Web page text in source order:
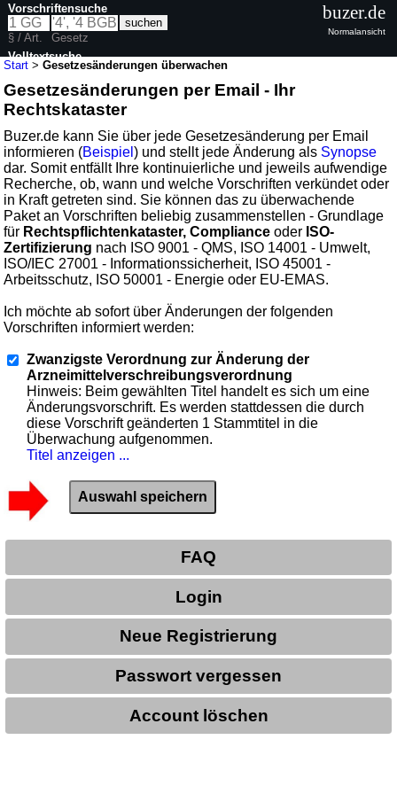
Start >Gesetzesänderungen überwachen
Gesetzesänderungen per Email - Ihr
Rechtskataster
Buzer.de kann Sie über jede Gesetzesänderung per Email
informieren (Beispiel) und stellt jede Änderung als Synopse
dar. Somit entfällt Ihre kontinuierliche und jeweils aufwendige
Recherche, ob, wann und welche Vorschriften verkündet oder
in Kraft getreten sind. Sie können das zu überwachende
Paket an Vorschriften beliebig zusammenstellen - Grundlage
für Rechtspflichtenkataster, Compliance oder ISO-
Zertifizierung nach ISO 9001 - QMS, ISO 14001 - Umwelt,
ISO/IEC 27001 - Informationssicherheit, ISO 45001 -
Arbeitsschutz, ISO 50001 - Energie oder EU-EMAS.
Ich möchte ab sofort über Änderungen der folgenden
Vorschriften informiert werden:
Zwanzigste Verordnung zur Änderung der
Arzneimittelverschreibungsverordnung
Hinweis: Beim gewählten Titel handelt es sich um eine
Änderungsvorschrift. Es werden stattdessen die durch
diese Vorschrift geänderten 1 Stammtitel in die
Überwachung aufgenommen.
Titel anzeigen ...
FAQ
Login
Neue Registrierung
Passwort vergessen
Account löschen
Vorschriftensuche
§ / Art.
Gesetz
Volltextsuche
buzer.de
Normalansicht